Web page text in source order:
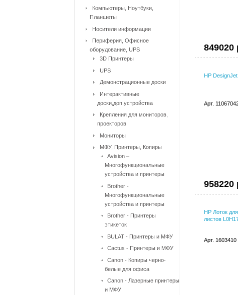
849020
HP
Арт.
958220
HP Лоток
листов
Арт. 1603410
Компьютеры, Ноутбуки,
Планшеты
Носители информации
Периферия, Офисное
оборудование, UPS
3D Принтеры
UPS
Демонстрационные доски
Интерактивные
доски,доп.устройства
Крепления для мониторов,
проекторов
Мониторы
МФУ, Принтеры, Копиры
Avision –
Многофункциональные
устройства и принтеры
Brother -
Многофункциональные
устройства и принтеры
Brother - Принтеры
этикеток
BULAT - Принтеры и МФУ
Cactus - Принтеры и МФУ
Canon - Копиры черно-
белые для офиса
Canon - Лазерные принтеры
и МФУ